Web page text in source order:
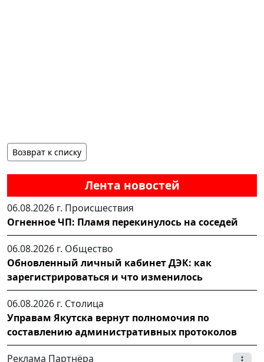
Лента новостей
06.08.2026 г. Происшествия
Огненное ЧП: Пламя перекинулось на соседей
06.08.2026 г. Общество
Обновленный личный кабинет ДЭК: как
зарегистрироваться и что изменилось
06.08.2026 г. Столица
Управам Якутска вернут полномочия по
составлению административных протоколов
Реклама Партнёра
Возврат к списку